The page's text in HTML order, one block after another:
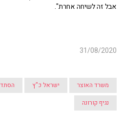
אבל זה לשיחה אחרת".
31/08/2020
משרד האוצר ישראל כ"ץ
נגיף קורונה